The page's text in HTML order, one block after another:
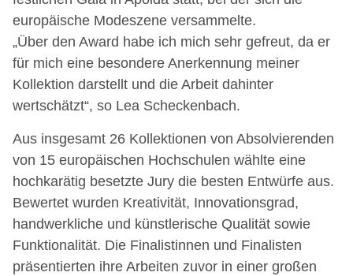
europäische Modeszene versammelte.
„Über den Award habe ich mich sehr gefreut, da er
für mich eine besondere Anerkennung meiner
Kollektion darstellt und die Arbeit dahinter
wertschätzt“, so Lea Scheckenbach.
Aus insgesamt 26 Kollektionen von Absolvierenden
von 15 europäischen Hochschulen wählte eine
hochkarätig besetzte Jury die besten Entwürfe aus.
Bewertet wurden Kreativität, Innovationsgrad,
handwerkliche und künstlerische Qualität sowie
Funktionalität. Die Finalistinnen und Finalisten
präsentierten ihre Arbeiten zuvor in einer großen